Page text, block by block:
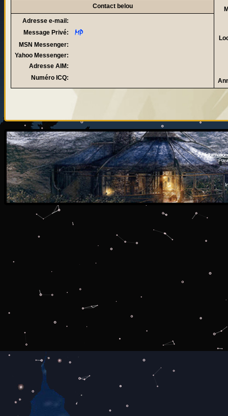
Contact belou
Adresse e-mail:
Message Privé:
MSN Messenger:
Yahoo Messenger:
Adresse AIM:
Numéro ICQ: